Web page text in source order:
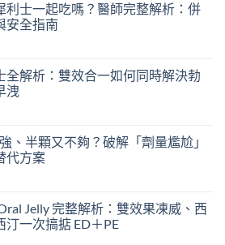
利士一起吃嗎？醫師完整解析：併
安全指南
全解析：雙效合一如何同時解決勃
洩
、半顆又不夠？破解「劑量尷尬」
代方案
Jelly 完整解析：雙效果凍威、西
汀一次搞掂 ED＋PE